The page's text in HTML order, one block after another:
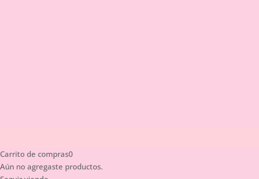
Carrito de compras0
Aún no agregaste productos.